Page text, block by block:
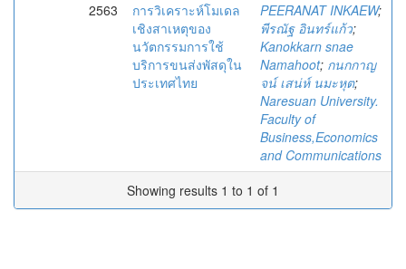
2563
การวิเคราะห์โมเดล
เชิงสาเหตุของ
นวัตกรรมการใช้
บริการขนส่งพัสดุใน
ประเทศไทย
PEERANAT INKAEW;
พีรณัฐ อินทร์แก้ว;
Kanokkarn snae
Namahoot; กนกกาญ
จน์ เสน่ห์ นมะหุต;
Naresuan University.
Faculty of
Business,Economics
and Communications
Showing results 1 to 1 of 1